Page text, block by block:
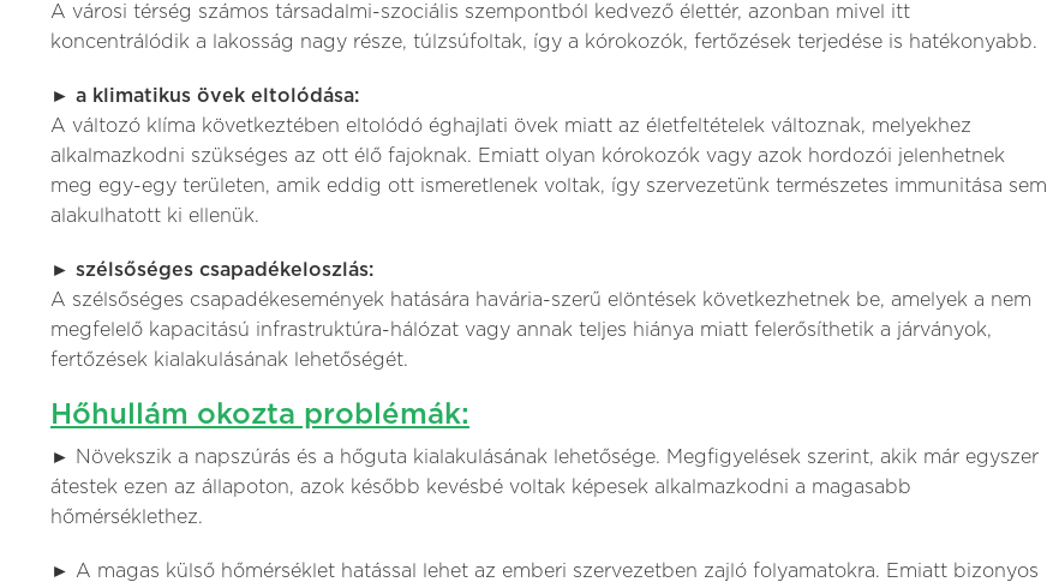
A városi térség számos társadalmi-szociális szempontból kedvező élettér, azonban mivel itt
koncentrálódik a lakosság nagy része, túlzsúfoltak, így a kórokozók, fertőzések terjedése is hatékonyabb.
► a klimatikus övek eltolódása:
A változó klíma következtében eltolódó éghajlati övek miatt az életfeltételek változnak, melyekhez
alkalmazkodni szükséges az ott élő fajoknak. Emiatt olyan kórokozók vagy azok hordozói jelenhetnek
meg egy-egy területen, amik eddig ott ismeretlenek voltak, így szervezetünk természetes immunitása sem
alakulhatott ki ellenük.
► szélsőséges csapadékeloszlás:
A szélsőséges csapadékesemények hatására havária-szerű elöntések következhetnek be, amelyek a nem
megfelelő kapacitású infrastruktúra-hálózat vagy annak teljes hiánya miatt felerősíthetik a járványok,
fertőzések kialakulásának lehetőségét.
Hőhullám okozta problémák:
► Növekszik a napszúrás és a hőguta kialakulásának lehetősége. Megfigyelések szerint, akik már egyszer
átestek ezen az állapoton, azok később kevésbé voltak képesek alkalmazkodni a magasabb
hőmérséklethez.
► A magas külső hőmérséklet hatással lehet az emberi szervezetben zajló folyamatokra. Emiatt bizonyos